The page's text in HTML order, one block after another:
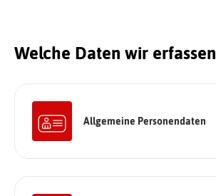
Welche Daten wir erfassen
Allgemeine Personendaten